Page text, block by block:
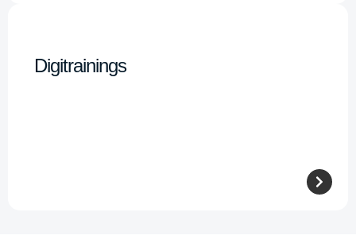
Digitrainings